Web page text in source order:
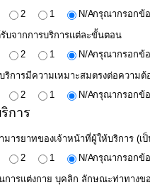
2 1 N/Aกรุณากรอกข้
บจากการบริการแต่ละขั้นตอน
2 1 N/Aกรุณากรอกข้
บริการมีความเหมาะสมตรงต่อความ
2 1 N/Aกรุณากรอกข้
การ
มารยาทของเจ้าหน้าที่ผู้ให้บริการ (
2 1 N/Aกรุณากรอกข้
การแต่งกาย บุคลิก ลักษณะท่าทางข